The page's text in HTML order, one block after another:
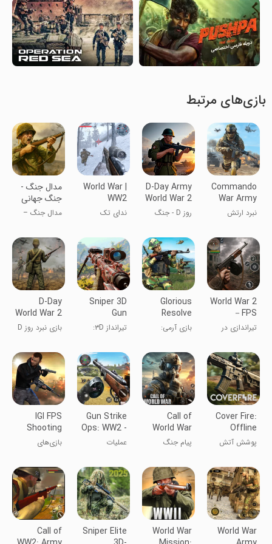
بازی‌های مرتبط
Commando
War Army
Game
Offline
نبرد ارتش
D-Day Army
World War 2
Offlineروز D - جنگ
آفلاین
World War |
WW2
Shooting
Games
ندای تک
جهانی دوم
مدال جنگ -
جنگ جهانی
مدال جنگ –
دوم
World War 2
－FPS
Shooting
Games
تیراندازی در
دوم
Glorious
Resolve
FPS Army
Game
بازی آرمی:
Sniper 3D
Gun
Shooter:
Offline
تیرانداز ۳D:
D-Day
World War 2
Battle
Game
بازی نبرد روز D
دوم
Cover Fire:
Offline
Shooting
پوشش آتش
Call of
World War
Battlefield
پیام جنگ
نبرد
Gun Strike
Ops: WW2 -
World War II
fps shooter
عملیات
جهانی دوم -
تیرانداز FPS
جنگ جهانی
دوم
IGI FPS
Shooting
Offline
Games
بازی‌های
آفلاین IGI FPS
World War
World War
Sniper Elite
Call of